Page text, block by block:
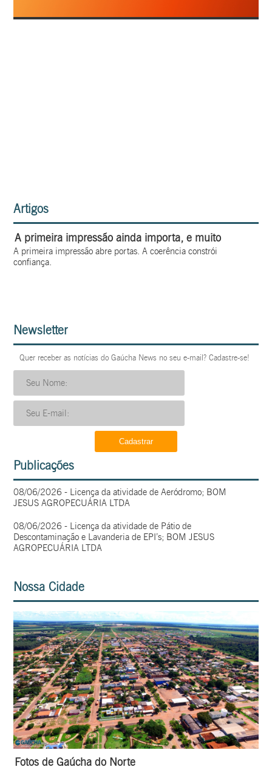
Artigos
A primeira impressão ainda importa, e muito
A primeira impressão abre portas. A coerência constrói
confiança.
Newsletter
Quer receber as notícias do Gaúcha News no seu e-mail? Cadastre-se!
Publicações
08/06/2026 - Licença da atividade de Aeródromo; BOM
JESUS AGROPECUÁRIA LTDA
08/06/2026 - Licença da atividade de Pátio de
Descontaminação e Lavanderia de EPI’s; BOM JESUS
AGROPECUÁRIA LTDA
Nossa Cidade
Fotos de Gaúcha do Norte